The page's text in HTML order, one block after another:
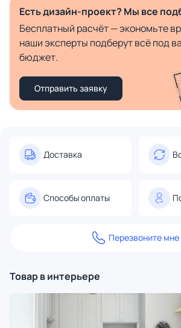
Есть дизайн-проект? Мы все
Бесплатный расчёт — экономьте
наши эксперты подберут всё под
бюджет.
Отправить заявку
Доставка
Способы оплаты
Перезвоните мне
Товар в интерьере